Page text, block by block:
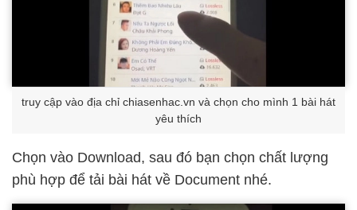
truy cập vào địa chỉ chiasenhac.vn và chọn cho mình 1 bài hát
yêu thích
Chọn vào Download, sau đó bạn chọn chất lượng
phù hợp để tải bài hát về Document nhé.